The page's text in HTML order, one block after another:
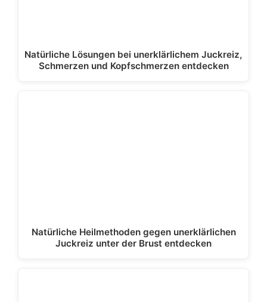
Natürliche Lösungen bei unerklärlichem Juckreiz,
Schmerzen und Kopfschmerzen entdecken
Natürliche Heilmethoden gegen unerklärlichen
Juckreiz unter der Brust entdecken